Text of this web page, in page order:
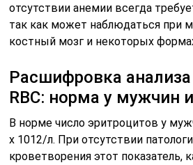
отсутствии анемии всегда
так как может наблюдаться при
костный мозг и некоторых
Расшифровка
RBC: норма у мужчин
В норме число эритроцитов у
х 1012/л. При отсутствии
кроветворения этот показатель,